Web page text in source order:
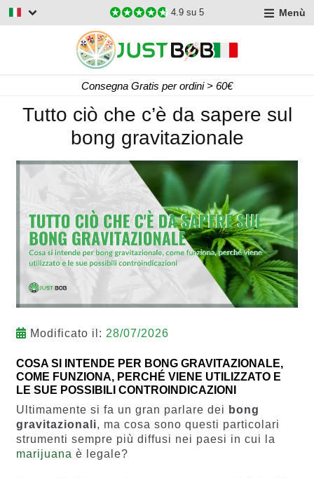
4.9 su 5 Menù
Consegna Gratis per ordini > 60€
Tutto ciò che c’è da sapere sul
bong gravitazionale
Modificato il: 28/07/2026
COSA SI INTENDE PER BONG GRAVITAZIONALE,
COME FUNZIONA, PERCHÉ VIENE UTILIZZATO E
LE SUE POSSIBILI CONTROINDICAZIONI
Ultimamente si fa un gran parlare dei bong
gravitazionali, ma cosa sono questi particolari
strumenti sempre più diffusi nei paesi in cui la
marijuana è legale?